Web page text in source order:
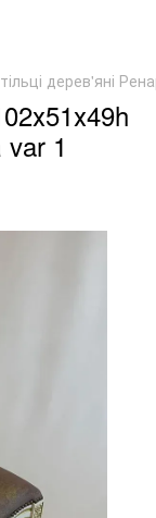
дерев'яні
1